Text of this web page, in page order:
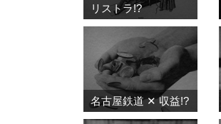
リストラ!?
名古屋鉄道 ✕ 収益!?